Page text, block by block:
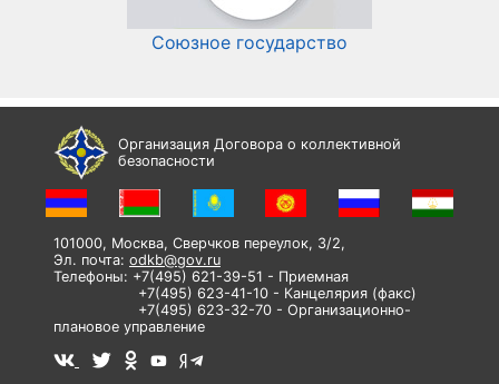
Союзное государство
Организация Договора о коллективной
безопасности
101000, Москва, Сверчков переулок, 3/2,
Эл. почта: odkb@gov.ru
Телефоны: +7(495) 621-39-51 - Приемная
+7(495) 623-41-10 - Канцелярия (факс)
+7(495) 623-32-70 - Организационно-
плановое управление